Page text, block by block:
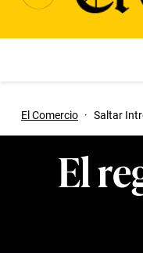
El Comercio · Saltar
El